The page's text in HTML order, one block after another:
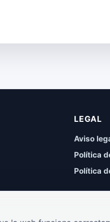
LEGAL
Aviso
Política
Política